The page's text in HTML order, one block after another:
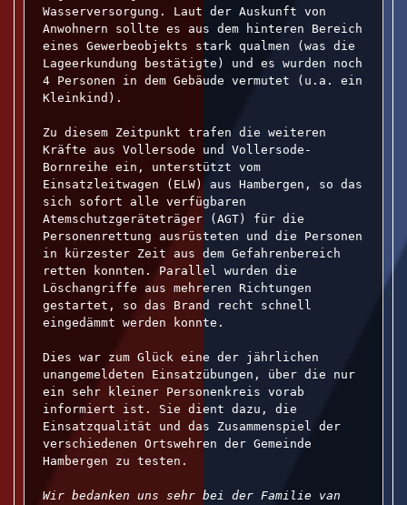
Wasserversorgung. Laut der Auskunft von
Anwohnern sollte es aus dem hinteren Bereich
eines Gewerbeobjekts stark qualmen (was die
Lageerkundung bestätigte) und es wurden noch
4 Personen in dem Gebäude vermutet (u.a. ein
Kleinkind).
Zu diesem Zeitpunkt trafen die weiteren
Kräfte aus Vollersode und Vollersode-
Bornreihe ein, unterstützt vom
Einsatzleitwagen (ELW) aus Hambergen, so das
sich sofort alle verfügbaren
Atemschutzgeräteträger (AGT) für die
Personenrettung ausrüsteten und die Personen
in kürzester Zeit aus dem Gefahrenbereich
retten konnten. Parallel wurden die
Löschangriffe aus mehreren Richtungen
gestartet, so das Brand recht schnell
eingedämmt werden konnte.
Dies war zum Glück eine der jährlichen
unangemeldeten Einsatzübungen, über die nur
ein sehr kleiner Personenkreis vorab
informiert ist. Sie dient dazu, die
Einsatzqualität und das Zusammenspiel der
verschiedenen Ortswehren der Gemeinde
Hambergen zu testen.
Wir bedanken uns sehr bei der Familie van